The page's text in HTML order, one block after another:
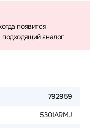
появится
аналог
792959
5301ARMJ